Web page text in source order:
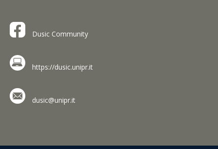
Dusic Community
https://dusic.unipr.it
dusic@unipr.it